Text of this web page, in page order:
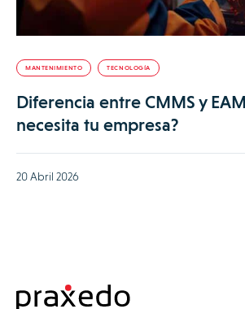
MANTENIMIENTO TECNOLOGÍA
Diferencia entre CMMS y
necesita tu empresa?
20 Abril 2026